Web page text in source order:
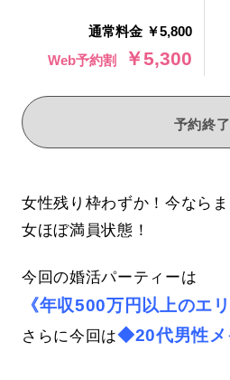
通常料金 ￥5,800
Web予約割
￥5,300
予約終了
女性残り枠わずか！今なら
女ほぼ満員状態！
今回の婚活パーティーは
《年収500万円以上のエ
さらに今回は◆20代男性